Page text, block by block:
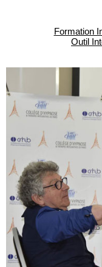
Formation
Outil